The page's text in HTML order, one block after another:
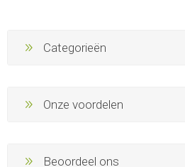
Categorieën
Onze voordelen
Beoordeel ons